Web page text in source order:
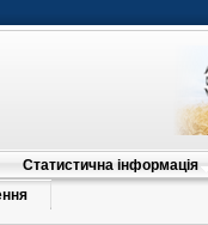
Статистична інформація